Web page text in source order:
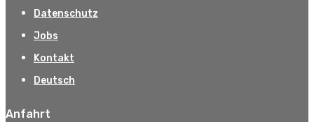
Datenschutz
Jobs
Kontakt
Deutsch
Anfahrt